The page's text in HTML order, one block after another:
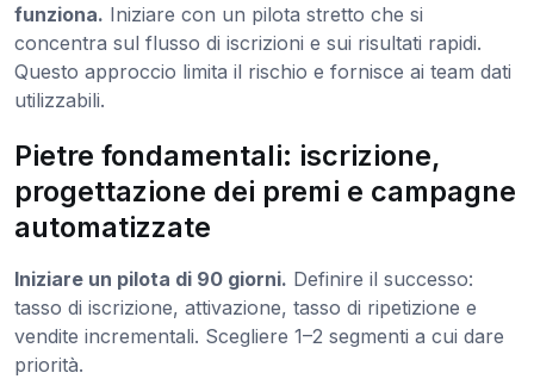
funziona. Iniziare con un pilota stretto che si
concentra sul flusso di iscrizioni e sui risultati rapidi.
Questo approccio limita il rischio e fornisce ai team dati
utilizzabili.
Pietre fondamentali: iscrizione,
progettazione dei premi e campagne
automatizzate
Iniziare un pilota di 90 giorni. Definire il successo:
tasso di iscrizione, attivazione, tasso di ripetizione e
vendite incrementali. Scegliere 1–2 segmenti a cui dare
priorità.